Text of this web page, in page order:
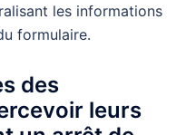
les informations
formulaire.
des
leurs